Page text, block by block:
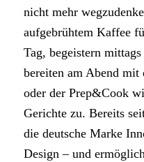
nicht mehr
aufgebrühtem Kaffee
Tag, begeistern
bereiten am Abend
oder der Prep&Cook
Gerichte zu. Bereits
die deutsche Marke
Design – und